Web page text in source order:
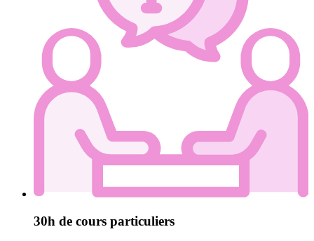
30h de cours particuliers